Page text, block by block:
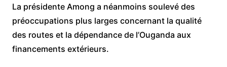
La présidente Among a néanmoins soulevé des
préoccupations plus larges concernant la qualité
des routes et la dépendance de l’Ouganda aux
financements extérieurs.